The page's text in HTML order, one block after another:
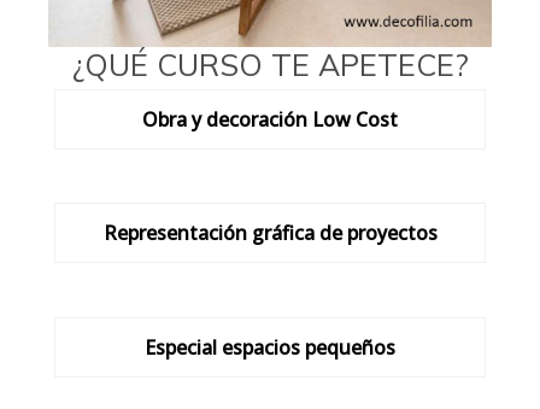
¿QUÉ CURSO TE APETECE?
Obra y decoración Low Cost
Representación gráfica de proyectos
Especial espacios pequeños